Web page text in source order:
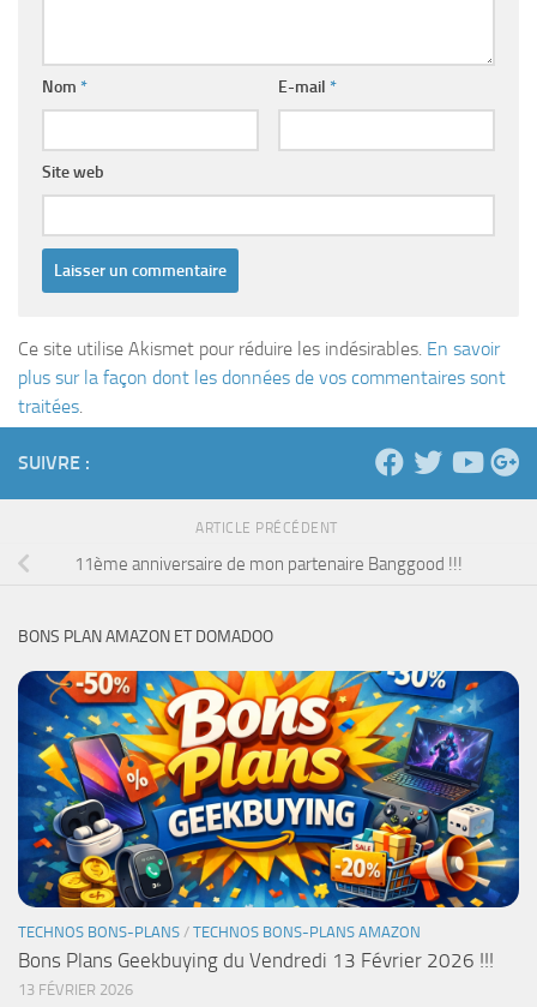
Nom * E-mail *
Site web
Ce site utilise Akismet pour réduire les indésirables. En savoir
plus sur la façon dont les données de vos commentaires sont
traitées.
SUIVRE :
ARTICLE PRÉCÉDENT
11ème anniversaire de mon partenaire Banggood !!!
BONS PLAN AMAZON ET DOMADOO
TECHNOS BONS-PLANS / TECHNOS BONS-PLANS AMAZON
Bons Plans Geekbuying du Vendredi 13 Février 2026 !!!
13 FÉVRIER 2026